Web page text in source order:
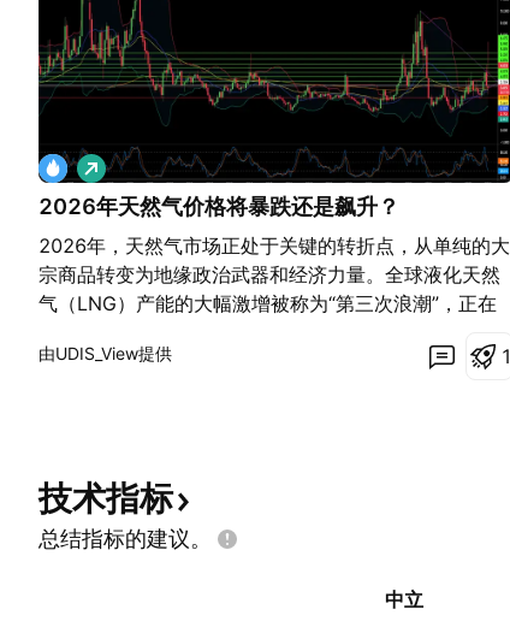
2026年天然气价格将暴跌还是飙升？
2026年，天然气市场正处于关键的转折点，从单纯的大
宗商品转变为地缘政治武器和经济力量。全球液化天然
气（LNG）产能的大幅激增被称为“第三次浪潮”，正在
方英尺的产量，而从卡塔尔到墨西哥湾沿岸的新液化设
4年来的低点。 然而，这种供应过剩造成了一个悖论。
虽然北美生产商保持着前所未有的产量，但随着区域市
场的相互关联，全球波动性却在加剧。卡塔尔的生产中
做
多
由UDIS_View提供 1
技术指标
总结指标的建议。
中立